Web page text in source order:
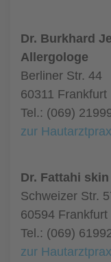
Dr. Burkhard
Allergologe
Berliner Str. 44
60311 Frankfurt
Tel.: (069)
zur
Dr. Fattahi
Schweizer Str.
60594 Frankfurt
Tel.: (069)
zur